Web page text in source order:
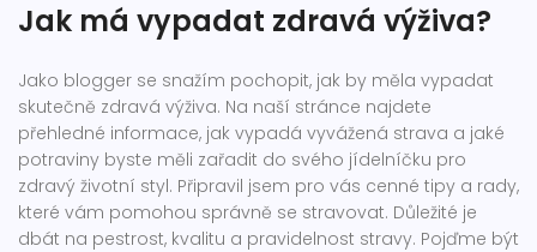
Jak má vypadat zdravá výživa?
Jako blogger se snažím pochopit, jak by měla vypadat
skutečně zdravá výživa. Na naší stránce najdete
přehledné informace, jak vypadá vyvážená strava a jaké
potraviny byste měli zařadit do svého jídelníčku pro
zdravý životní styl. Připravil jsem pro vás cenné tipy a rady,
které vám pomohou správně se stravovat. Důležité je
dbát na pestrost, kvalitu a pravidelnost stravy. Pojďme být